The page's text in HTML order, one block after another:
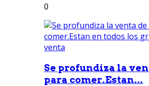
0
Se profundiza la
para comer.Estan...